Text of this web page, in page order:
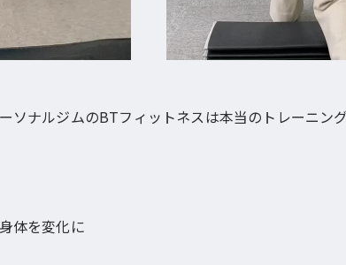
ソナルジムのBTフィットネスは本当のトレーニ
体を変化に